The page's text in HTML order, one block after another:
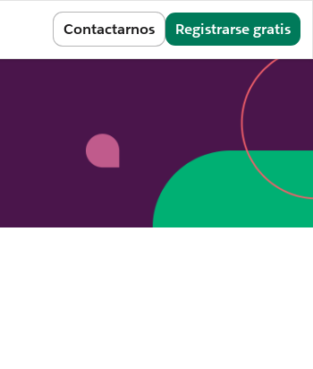
Contactarnos Registrarse gratis